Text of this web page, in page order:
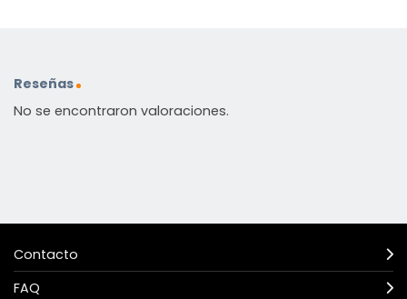
Reseñas
No se encontraron valoraciones.
Contacto
FAQ